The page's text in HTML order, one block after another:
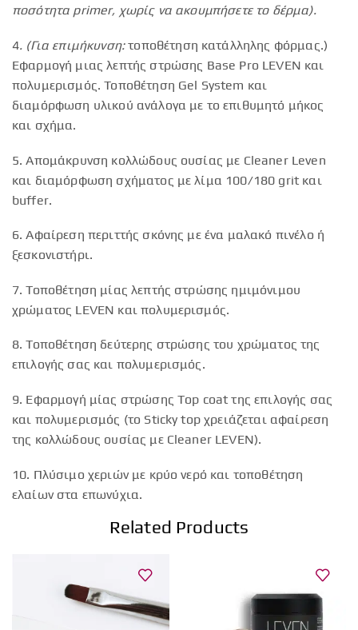
ποσότητα primer, χωρίς να ακουμπήσετε το δέρμα).
4. (Για επιμήκυνση:τοποθέτηση κατάλληλης φόρμας.)
Εφαρμογή μιας λεπτής στρώσης Base Pro LEVEN και
πολυμερισμός. Τοποθέτηση Gel System και
διαμόρφωση υλικού ανάλογα με το επιθυμητό μήκος
και σχήμα.
5. Απομάκρυνση κολλώδους ουσίας με Cleaner Leven
και διαμόρφωση σχήματος με λίμα 100/180 grit και
buffer.
6. Αφαίρεση περιττής σκόνης με ένα μαλακό πινέλο ή
ξεσκονιστήρι.
7. Τοποθέτηση μίας λεπτής στρώσης ημιμόνιμου
χρώματος LEVEN και πολυμερισμός.
8. Τοποθέτηση δεύτερης στρώσης του χρώματος της
επιλογής σας και πολυμερισμός.
9. Εφαρμογή μίας στρώσης Top coat της επιλογής σας
και πολυμερισμός (το Sticky top χρειάζεται αφαίρεση
της κολλώδους ουσίας με Cleaner LEVEN).
10. Πλύσιμο χεριών με κρύο νερό και τοποθέτηση
ελαίων στα επωνύχια.
Related Products